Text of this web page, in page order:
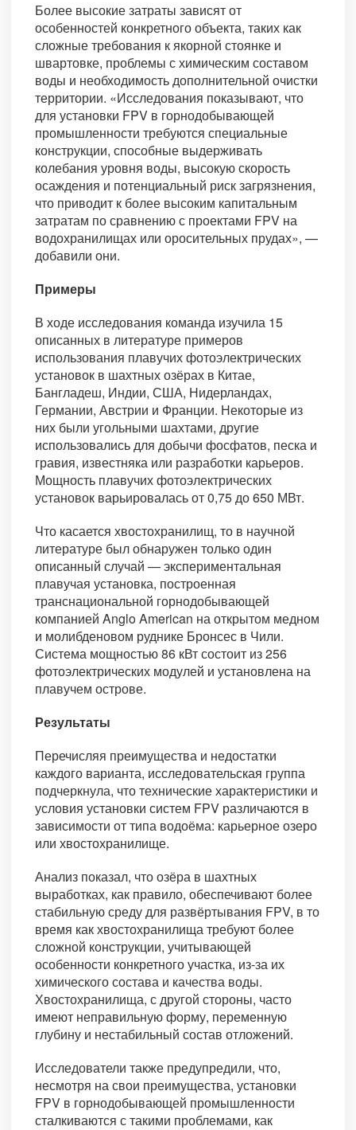
Более высокие затраты зависят от
особенностей конкретного объекта, таких как
сложные требования к якорной стоянке и
швартовке, проблемы с химическим составом
воды и необходимость дополнительной очистки
территории. «Исследования показывают, что
для установки FPV в горнодобывающей
промышленности требуются специальные
конструкции, способные выдерживать
колебания уровня воды, высокую скорость
осаждения и потенциальный риск загрязнения,
что приводит к более высоким капитальным
затратам по сравнению с проектами FPV на
водохранилищах или оросительных прудах», —
добавили они.
Примеры
В ходе исследования команда изучила 15
описанных в литературе примеров
использования плавучих фотоэлектрических
установок в шахтных озёрах в Китае,
Бангладеш, Индии, США, Нидерландах,
Германии, Австрии и Франции. Некоторые из
них были угольными шахтами, другие
использовались для добычи фосфатов, песка и
гравия, известняка или разработки карьеров.
Мощность плавучих фотоэлектрических
установок варьировалась от 0,75 до 650 МВт.
Что касается хвостохранилищ, то в научной
литературе был обнаружен только один
описанный случай — экспериментальная
плавучая установка, построенная
транснациональной горнодобывающей
компанией Anglo American на открытом медном
и молибденовом руднике Бронсес в Чили.
Система мощностью 86 кВт состоит из 256
фотоэлектрических модулей и установлена на
плавучем острове.
Результаты
Перечисляя преимущества и недостатки
каждого варианта, исследовательская группа
подчеркнула, что технические характеристики и
условия установки систем FPV различаются в
зависимости от типа водоёма: карьерное озеро
или хвостохранилище.
Анализ показал, что озёра в шахтных
выработках, как правило, обеспечивают более
стабильную среду для развёртывания FPV, в то
время как хвостохранилища требуют более
сложной конструкции, учитывающей
особенности конкретного участка, из-за их
химического состава и качества воды.
Хвостохранилища, с другой стороны, часто
имеют неправильную форму, переменную
глубину и нестабильный состав отложений.
Исследователи также предупредили, что,
несмотря на свои преимущества, установки
FPV в горнодобывающей промышленности
сталкиваются с такими проблемами, как